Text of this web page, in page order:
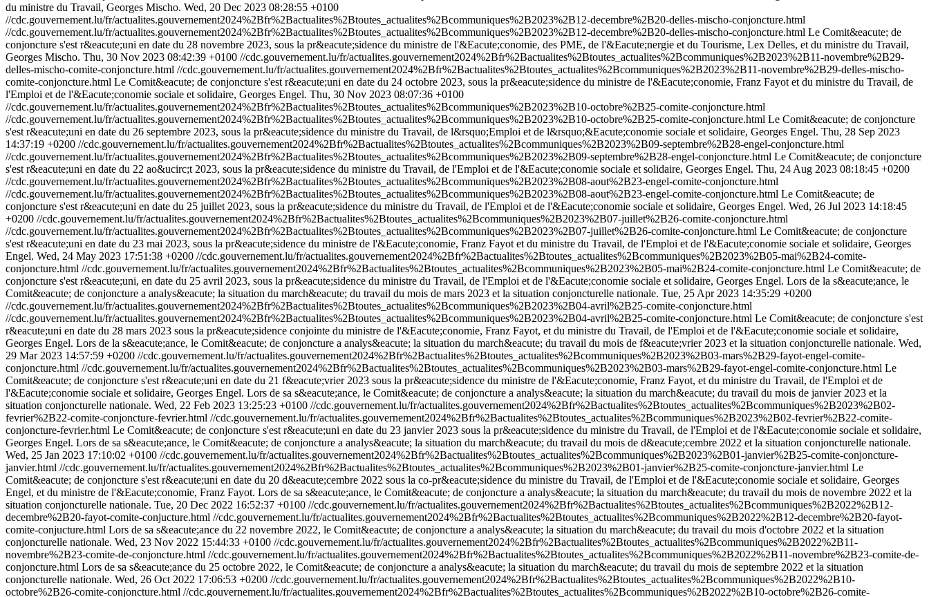
du ministre du Travail, Georges Mischo. Wed, 20 Dec 2023 08:28:55 +0100
//cdc.gouvernement.lu/fr/actualites.gouvernement2024%2Bfr%2Bactualites%2Btoutes_actualites%2Bcommuniques%2B2023%2B12-decembre%2B20-delles-mischo-conjoncture.html
//cdc.gouvernement.lu/fr/actualites.gouvernement2024%2Bfr%2Bactualites%2Btoutes_actualites%2Bcommuniques%2B2023%2B12-decembre%2B20-delles-mischo-conjoncture.html Le Comit&eacute; de
conjoncture s'est r&eacute;uni en date du 28 novembre 2023, sous la pr&eacute;sidence du ministre de l'&Eacute;conomie, des PME, de l'&Eacute;nergie et du Tourisme, Lex Delles, et du ministre du Travail,
Georges Mischo. Thu, 30 Nov 2023 08:42:39 +0100 //cdc.gouvernement.lu/fr/actualites.gouvernement2024%2Bfr%2Bactualites%2Btoutes_actualites%2Bcommuniques%2B2023%2B11-novembre%2B29-
delles-mischo-comite-conjoncture.html //cdc.gouvernement.lu/fr/actualites.gouvernement2024%2Bfr%2Bactualites%2Btoutes_actualites%2Bcommuniques%2B2023%2B11-novembre%2B29-delles-mischo-
comite-conjoncture.html Le Comit&eacute; de conjoncture s'est r&eacute;uni en date du 24 octobre 2023, sous la pr&eacute;sidence du ministre de l'&Eacute;conomie, Franz Fayot et du ministre du Travail, de
l'Emploi et de l'&Eacute;conomie sociale et solidaire, Georges Engel. Thu, 30 Nov 2023 08:07:36 +0100
//cdc.gouvernement.lu/fr/actualites.gouvernement2024%2Bfr%2Bactualites%2Btoutes_actualites%2Bcommuniques%2B2023%2B10-octobre%2B25-comite-conjoncture.html
//cdc.gouvernement.lu/fr/actualites.gouvernement2024%2Bfr%2Bactualites%2Btoutes_actualites%2Bcommuniques%2B2023%2B10-octobre%2B25-comite-conjoncture.html Le Comit&eacute; de conjoncture
s'est r&eacute;uni en date du 26 septembre 2023, sous la pr&eacute;sidence du ministre du Travail, de l&rsquo;Emploi et de l&rsquo;&Eacute;conomie sociale et solidaire, Georges Engel. Thu, 28 Sep 2023
14:37:19 +0200 //cdc.gouvernement.lu/fr/actualites.gouvernement2024%2Bfr%2Bactualites%2Btoutes_actualites%2Bcommuniques%2B2023%2B09-septembre%2B28-engel-conjoncture.html
//cdc.gouvernement.lu/fr/actualites.gouvernement2024%2Bfr%2Bactualites%2Btoutes_actualites%2Bcommuniques%2B2023%2B09-septembre%2B28-engel-conjoncture.html Le Comit&eacute; de conjoncture
s'est r&eacute;uni en date du 22 ao&ucirc;t 2023, sous la pr&eacute;sidence du ministre du Travail, de l'Emploi et de l'&Eacute;conomie sociale et solidaire, Georges Engel. Thu, 24 Aug 2023 08:18:45 +0200
//cdc.gouvernement.lu/fr/actualites.gouvernement2024%2Bfr%2Bactualites%2Btoutes_actualites%2Bcommuniques%2B2023%2B08-aout%2B23-engel-comite-conjoncture.html
//cdc.gouvernement.lu/fr/actualites.gouvernement2024%2Bfr%2Bactualites%2Btoutes_actualites%2Bcommuniques%2B2023%2B08-aout%2B23-engel-comite-conjoncture.html Le Comit&eacute; de
conjoncture s'est r&eacute;uni en date du 25 juillet 2023, sous la pr&eacute;sidence du ministre du Travail, de l'Emploi et de l'&Eacute;conomie sociale et solidaire, Georges Engel. Wed, 26 Jul 2023 14:18:45
+0200 //cdc.gouvernement.lu/fr/actualites.gouvernement2024%2Bfr%2Bactualites%2Btoutes_actualites%2Bcommuniques%2B2023%2B07-juillet%2B26-comite-conjoncture.html
//cdc.gouvernement.lu/fr/actualites.gouvernement2024%2Bfr%2Bactualites%2Btoutes_actualites%2Bcommuniques%2B2023%2B07-juillet%2B26-comite-conjoncture.html Le Comit&eacute; de conjoncture
s'est r&eacute;uni en date du 23 mai 2023, sous la pr&eacute;sidence du ministre de l'&Eacute;conomie, Franz Fayot et du ministre du Travail, de l'Emploi et de l'&Eacute;conomie sociale et solidaire, Georges
Engel. Wed, 24 May 2023 17:51:38 +0200 //cdc.gouvernement.lu/fr/actualites.gouvernement2024%2Bfr%2Bactualites%2Btoutes_actualites%2Bcommuniques%2B2023%2B05-mai%2B24-comite-
conjoncture.html //cdc.gouvernement.lu/fr/actualites.gouvernement2024%2Bfr%2Bactualites%2Btoutes_actualites%2Bcommuniques%2B2023%2B05-mai%2B24-comite-conjoncture.html Le Comit&eacute; de
conjoncture s'est r&eacute;uni, en date du 25 avril 2023, sous la pr&eacute;sidence du ministre du Travail, de l'Emploi et de l'&Eacute;conomie sociale et solidaire, Georges Engel. Lors de la s&eacute;ance, le
Comit&eacute; de conjoncture a analys&eacute; la situation du march&eacute; du travail du mois de mars 2023 et la situation conjoncturelle nationale. Tue, 25 Apr 2023 14:35:29 +0200
//cdc.gouvernement.lu/fr/actualites.gouvernement2024%2Bfr%2Bactualites%2Btoutes_actualites%2Bcommuniques%2B2023%2B04-avril%2B25-comite-conjoncture.html
//cdc.gouvernement.lu/fr/actualites.gouvernement2024%2Bfr%2Bactualites%2Btoutes_actualites%2Bcommuniques%2B2023%2B04-avril%2B25-comite-conjoncture.html Le Comit&eacute; de conjoncture s'est
r&eacute;uni en date du 28 mars 2023 sous la pr&eacute;sidence conjointe du ministre de l'&Eacute;conomie, Franz Fayot, et du ministre du Travail, de l'Emploi et de l'&Eacute;conomie sociale et solidaire,
Georges Engel. Lors de la s&eacute;ance, le Comit&eacute; de conjoncture a analys&eacute; la situation du march&eacute; du travail du mois de f&eacute;vrier 2023 et la situation conjoncturelle nationale. Wed,
29 Mar 2023 14:57:59 +0200 //cdc.gouvernement.lu/fr/actualites.gouvernement2024%2Bfr%2Bactualites%2Btoutes_actualites%2Bcommuniques%2B2023%2B03-mars%2B29-fayot-engel-comite-
conjoncture.html //cdc.gouvernement.lu/fr/actualites.gouvernement2024%2Bfr%2Bactualites%2Btoutes_actualites%2Bcommuniques%2B2023%2B03-mars%2B29-fayot-engel-comite-conjoncture.html Le
Comit&eacute; de conjoncture s'est r&eacute;uni en date du 21 f&eacute;vrier 2023 sous la pr&eacute;sidence du ministre de l'&Eacute;conomie, Franz Fayot, et du ministre du Travail, de l'Emploi et de
l'&Eacute;conomie sociale et solidaire, Georges Engel. Lors de sa s&eacute;ance, le Comit&eacute; de conjoncture a analys&eacute; la situation du march&eacute; du travail du mois de janvier 2023 et la
situation conjoncturelle nationale. Wed, 22 Feb 2023 13:25:23 +0100 //cdc.gouvernement.lu/fr/actualites.gouvernement2024%2Bfr%2Bactualites%2Btoutes_actualites%2Bcommuniques%2B2023%2B02-
fevrier%2B22-comite-conjoncture-fevrier.html //cdc.gouvernement.lu/fr/actualites.gouvernement2024%2Bfr%2Bactualites%2Btoutes_actualites%2Bcommuniques%2B2023%2B02-fevrier%2B22-comite-
conjoncture-fevrier.html Le Comit&eacute; de conjoncture s'est r&eacute;uni en date du 23 janvier 2023 sous la pr&eacute;sidence du ministre du Travail, de l'Emploi et de l'&Eacute;conomie sociale et solidaire,
Georges Engel. Lors de sa s&eacute;ance, le Comit&eacute; de conjoncture a analys&eacute; la situation du march&eacute; du travail du mois de d&eacute;cembre 2022 et la situation conjoncturelle nationale.
Wed, 25 Jan 2023 17:10:02 +0100 //cdc.gouvernement.lu/fr/actualites.gouvernement2024%2Bfr%2Bactualites%2Btoutes_actualites%2Bcommuniques%2B2023%2B01-janvier%2B25-comite-conjoncture-
janvier.html //cdc.gouvernement.lu/fr/actualites.gouvernement2024%2Bfr%2Bactualites%2Btoutes_actualites%2Bcommuniques%2B2023%2B01-janvier%2B25-comite-conjoncture-janvier.html Le
Comit&eacute; de conjoncture s'est r&eacute;uni en date du 20 d&eacute;cembre 2022 sous la co-pr&eacute;sidence du ministre du Travail, de l'Emploi et de l'&Eacute;conomie sociale et solidaire, Georges
Engel, et du ministre de l'&Eacute;conomie, Franz Fayot. Lors de sa s&eacute;ance, le Comit&eacute; de conjoncture a analys&eacute; la situation du march&eacute; du travail du mois de novembre 2022 et la
situation conjoncturelle nationale. Tue, 20 Dec 2022 16:52:37 +0100 //cdc.gouvernement.lu/fr/actualites.gouvernement2024%2Bfr%2Bactualites%2Btoutes_actualites%2Bcommuniques%2B2022%2B12-
decembre%2B20-fayot-comite-conjucture.html //cdc.gouvernement.lu/fr/actualites.gouvernement2024%2Bfr%2Bactualites%2Btoutes_actualites%2Bcommuniques%2B2022%2B12-decembre%2B20-fayot-
comite-conjucture.html Lors de sa s&eacute;ance du 22 novembre 2022, le Comit&eacute; de conjoncture a analys&eacute; la situation du march&eacute; du travail du mois d'octobre 2022 et la situation
conjoncturelle nationale. Wed, 23 Nov 2022 15:44:33 +0100 //cdc.gouvernement.lu/fr/actualites.gouvernement2024%2Bfr%2Bactualites%2Btoutes_actualites%2Bcommuniques%2B2022%2B11-
novembre%2B23-comite-de-conjoncture.html //cdc.gouvernement.lu/fr/actualites.gouvernement2024%2Bfr%2Bactualites%2Btoutes_actualites%2Bcommuniques%2B2022%2B11-novembre%2B23-comite-de-
conjoncture.html Lors de sa s&eacute;ance du 25 octobre 2022, le Comit&eacute; de conjoncture a analys&eacute; la situation du march&eacute; du travail du mois de septembre 2022 et la situation
conjoncturelle nationale. Wed, 26 Oct 2022 17:06:53 +0200 //cdc.gouvernement.lu/fr/actualites.gouvernement2024%2Bfr%2Bactualites%2Btoutes_actualites%2Bcommuniques%2B2022%2B10-
octobre%2B26-comite-conjoncture.html //cdc.gouvernement.lu/fr/actualites.gouvernement2024%2Bfr%2Bactualites%2Btoutes_actualites%2Bcommuniques%2B2022%2B10-octobre%2B26-comite-